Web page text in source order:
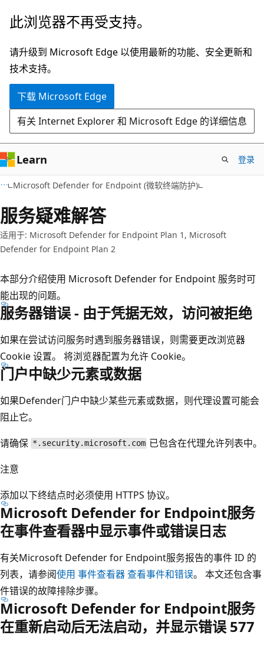
跳
主
要
内
此浏览器不再受支持。
请升级到 Microsoft Edge 以使用最新的功能、安全更新和
技术支持。
下载 Microsoft Edge
有关 Internet Explorer 和 Microsoft Edge 的详细信息
Learn 登录
Microsoft Defender for Endpoint (微软终端防护)
服务疑难解答
适用于: Microsoft Defender for Endpoint Plan 1, Microsoft
Defender for Endpoint Plan 2
本部分介绍使用 Microsoft Defender for Endpoint 服务时可
能出现的问题。
服务器错误 - 由于凭据无效，访问被拒绝
如果在尝试访问服务时遇到服务器错误，则需要更改浏览器
Cookie 设置。 将浏览器配置为允许 Cookie。
门户中缺少元素或数据
如果Defender门户中缺少某些元素或数据，则代理设置可能会
阻止它。
请确保 *.security.microsoft.com 已包含在代理允许列表中。
注意
添加以下终结点时必须使用 HTTPS 协议。
Microsoft Defender for Endpoint服务
在事件查看器中显示事件或错误日志
有关Microsoft Defender for Endpoint服务报告的事件 ID 的
列表，请参阅使用 事件查看器 查看事件和错误。 本文还包含事
件错误的故障排除步骤。
Microsoft Defender for Endpoint服务
在重新启动后无法启动，并显示错误 577